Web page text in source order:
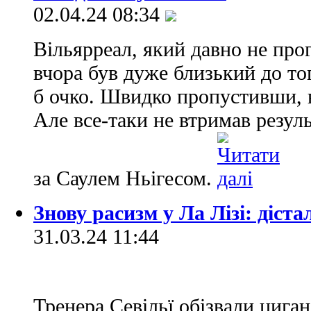
02.04.24 08:34
Вільярреал, який давно не
вчора був дуже близький до
б очко. Швидко пропустивши,
Але все-таки не втримав
за Саулем Ньігесом.
Знову расизм у Ла Лізі:
31.03.24 11:44
Тренера Севільї обізвали